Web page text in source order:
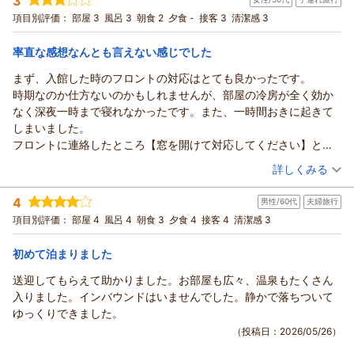
また私共では、お部屋の空き状況によりお部屋タイプをアップ
グレードさせていただく場合がございます。
過日はごゆっくりお寛ぎいただいたご様子で何よりでございま
また、この度はルームサービスのご夕食付きプランをご利用い
ただき、
プラン特典のボトルワインと共にお気に召していただいたご様
子で何よりでございます。
今後もより一層お客様にご満足いただけるよう、スタッフ一同
（返信日：2026/06/07）
た。
そのうえワインのサービスで母は「これももらえるの？」と驚い
温泉もタオルを持たずに行けるのが良かったです。のんびりゆっ
くり入れました。
朝、チェックアウトの時ロビーで掃除機をかけていたホテルの方
がいたのですが、子どもが近くに行くとちゃんと掃除機を止めて
いなくなるまで待っていてくれたのがすごく好感が持てました。
観光にも便利なのでまた利用したいと思います。
宿泊プラン： ルームサービス【選べるメニュー】 お部屋でゆったりご夕食～
ボトルワイン特典付（夕朝食付）＝
ツイン 朝・夕
宿泊価格帯： 12,001～13,000円(大人一人あたり/税込)
ホテル・フロラシオン那須からの返信
この度はホテル・フロラシオン那須にご来館いただき誠にあり
がとうございます。
またご感想をお寄せいただき重ねて御礼申し上げます。
過日はルームサービスのご夕食付きプランをご利用いただき、
プラン特典のボトルワインと共にお気に召していただいたご様
子で何よりでございます。
また、温泉大浴場の更衣室にはバスタオル、フェイスタオルを
ご用意致しておりまして、
ご利用いただくお客様に大変ご好評いただいております。
今後もより一層お客様にご満足いただけるよう、スタッフ一同
またのお越しを心よりお待ち申し上げております。
（返信日：2026/06/07）
項目別評価： 部屋 3 風呂 3 朝食 2 夕食 - 接客 3 清潔感 3
率直な感想なんとも言えない感じでした
まず、入館した時のフロントの対応はとても良かったです。
時期なのか仕方ないのかもしれませんが、部屋の冷房が全く効か
なく深夜一時まで寝れなかったです。また、一時間おきに起きて
しまいました。
フロントに連絡したところ【窓を開けて対応してください】と言
こちらは3ヶ月前くらいから、予約をしているのにそう言った連絡
がないのはとても残念でした。扇風機はないのか確認したとこ
ろ、送風機？みたいなのを持ってこられて、少しはマシになりま
したが、不満です。
した。
3人部屋なのにスリッパも一足なく何故だろうという気持ちです。
2人部屋の部屋の入り口のが広く感じましたし、内装の椅子も。。
朝食も、もっと品数があるのかと思ってたのですが、オムレツコ
（投稿日：2026/05/29）
宿泊時期： 2026年05月宿泊 (子連れ旅行)
投稿者： すももさん
宿泊プラン： 高原の美味しいご朝食（ご朝食付）＝ ツイン
宿泊価格帯： 11,001～12,000円(大人一人あたり/税込)
先般はホテル・フロラシオン那須にご宿泊いただき誠にありが
とうございます。
また貴重なご意見をお寄せいただきましたこと、重ねて御礼申
詳しくみる
4 男性/60代 夫婦旅行
項目別評価： 部屋 4 風呂 4 朝食 3 夕食 4 接客 4 清潔感 3
初めて泊まりました
送迎してもらえて助かりました。お部屋も広々、温泉もたくさん
入りました。インバウンドはいませんでした。静かで落ちついて
ゆっくりできました。
（投稿日：2026/05/26）